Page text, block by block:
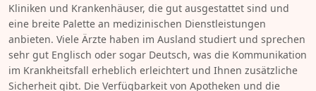
Kliniken und Krankenhäuser, die gut ausgestattet sind und
eine breite Palette an medizinischen Dienstleistungen
anbieten. Viele Ärzte haben im Ausland studiert und sprechen
sehr gut Englisch oder sogar Deutsch, was die Kommunikation
im Krankheitsfall erheblich erleichtert und Ihnen zusätzliche
Sicherheit gibt. Die Verfügbarkeit von Apotheken und die